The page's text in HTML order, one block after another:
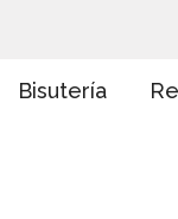
Bisutería